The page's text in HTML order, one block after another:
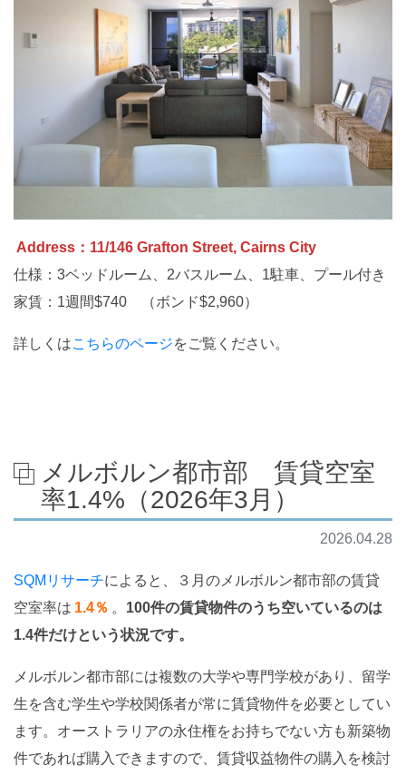
Address：11/146 Grafton Street, Cairns City
仕様：3ベッドルーム、2バスルーム、1駐車、プール付き
家賃：1週間$740 （ボンド$2,960）
詳しくはこちらのページをご覧ください。
メルボルン都市部 賃貸空室
率1.4%（2026年3月）
2026.04.28
SQMリサーチによると、３月のメルボルン都市部の賃貸
空室率は 1.4％ 。 100件の賃貸物件のうち空いているのは
1.4件だけという状況です。
メルボルン都市部には複数の大学や専門学校があり、留学
生を含む学生や学校関係者が常に賃貸物件を必要としてい
ます。オーストラリアの永住権をお持ちでない方も新築物
件であれば購入できますので、賃貸収益物件の購入を検討